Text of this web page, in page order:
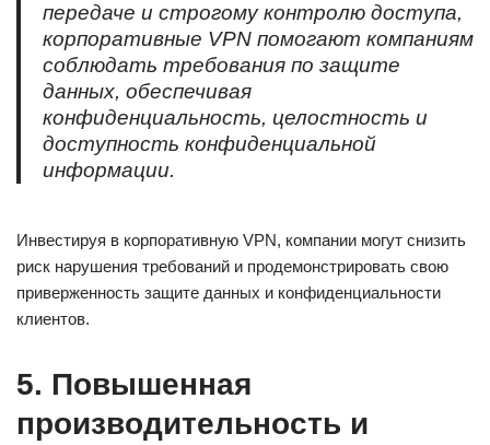
передаче и строгому контролю доступа,
корпоративные VPN помогают компаниям
соблюдать требования по защите
данных, обеспечивая
конфиденциальность, целостность и
доступность конфиденциальной
информации.
Инвестируя в корпоративную VPN, компании могут снизить
риск нарушения требований и продемонстрировать свою
приверженность защите данных и конфиденциальности
клиентов.
5. Повышенная
производительность и